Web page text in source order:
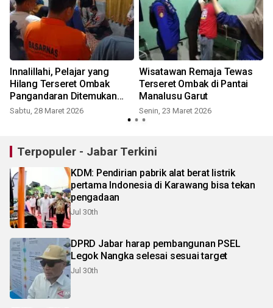
Innalillahi, Pelajar yang
Hilang Terseret Ombak
Pangandaran Ditemukan
Meninggal Dunia
Sabtu, 28 Maret 2026
Wisatawan Remaja Tewas
Terseret Ombak di Pantai
Manalusu Garut
Senin, 23 Maret 2026
Terpopuler - Jabar Terkini
KDM: Pendirian pabrik alat berat listrik
pertama Indonesia di Karawang bisa tekan
pengadaan
Jul 30th
DPRD Jabar harap pembangunan PSEL
Legok Nangka selesai sesuai target
Jul 30th